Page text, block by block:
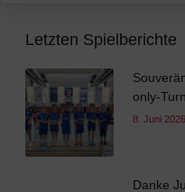
Letzten Spielberichte
only-
8. Juni 2026
Danke